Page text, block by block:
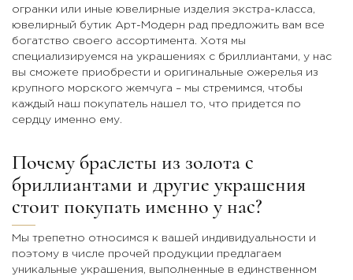
огранки или иные ювелирные изделия экстра-класса,
ювелирный бутик Арт-Модерн рад предложить вам все
богатство своего ассортимента. Хотя мы
специализируемся на украшениях с бриллиантами, у нас
вы сможете приобрести и оригинальные ожерелья из
крупного морского жемчуга – мы стремимся, чтобы
каждый наш покупатель нашел то, что придется по
сердцу именно ему.
Почему браслеты из золота с
бриллиантами и другие украшения
стоит покупать именно у нас?
Мы трепетно относимся к вашей индивидуальности и
поэтому в числе прочей продукции предлагаем
уникальные украшения, выполненные в единственном